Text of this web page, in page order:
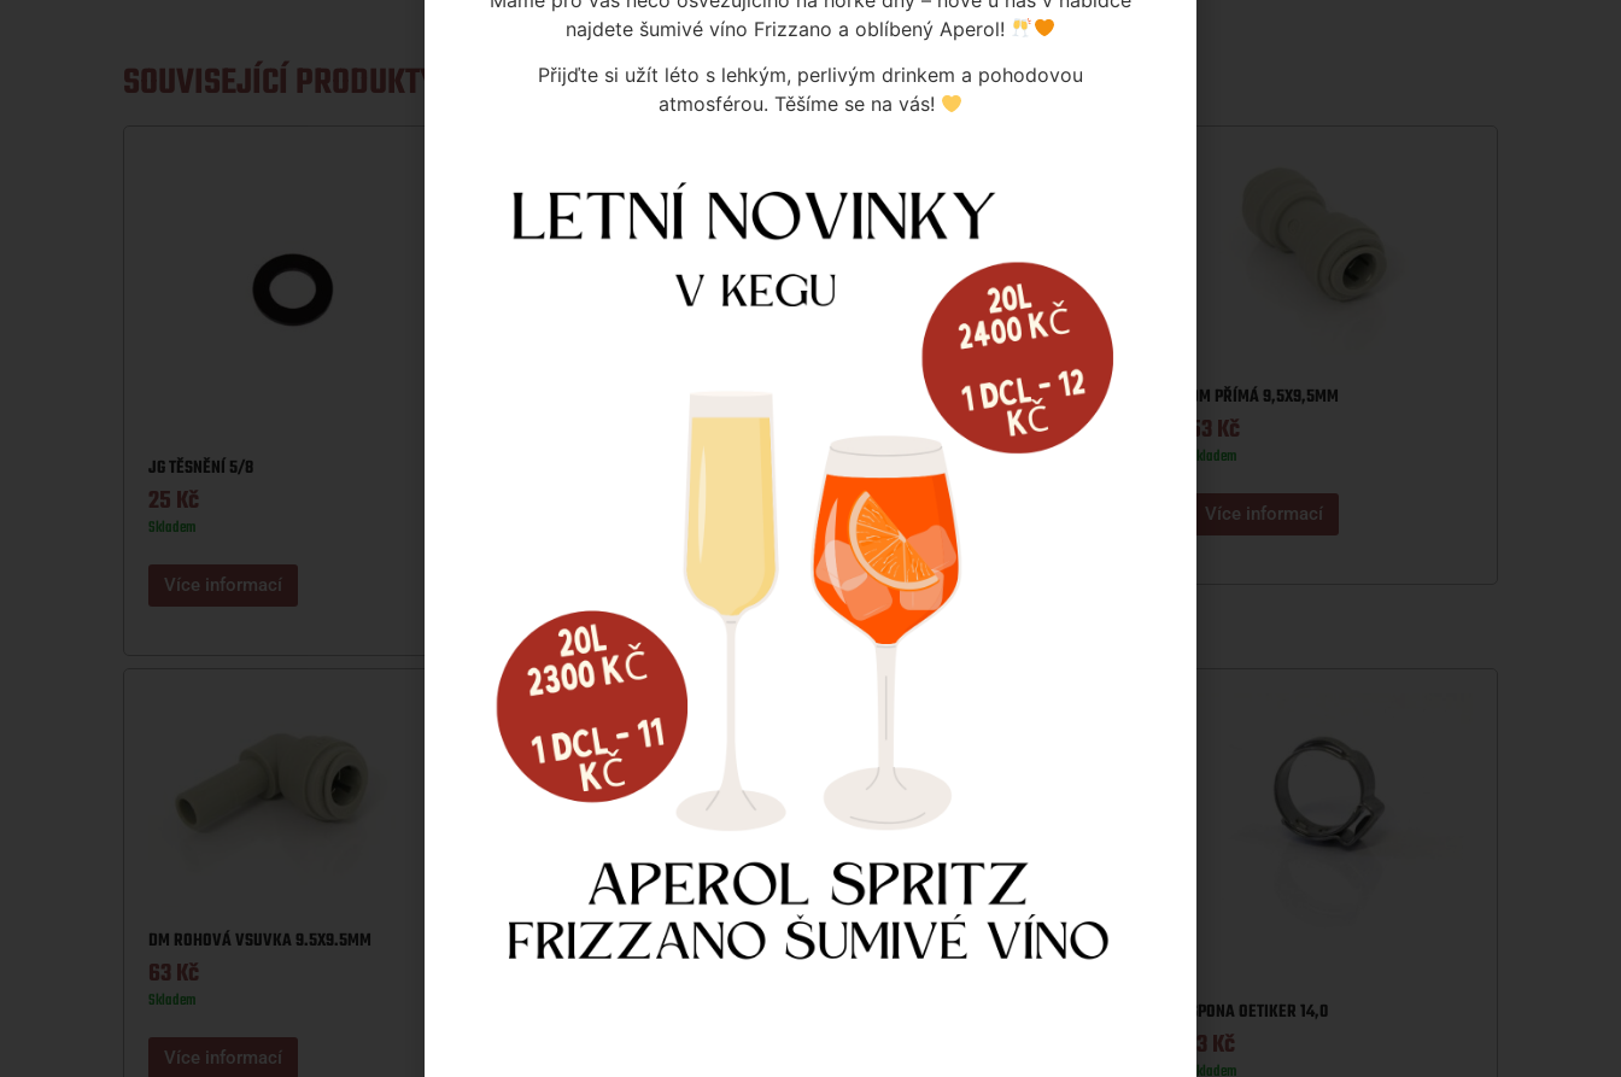
SOUVISEJÍCÍ PRODUKTY
JG TĚSNĚNÍ 5/8
25Kč
Skladem
Více informací
DM F3/4X9,5MM
153Kč
Skladem
Více informací
DM PŘÍMÁ 9,5X9,5MM
53Kč
Skladem
Více informací
DM ROHOVÁ VSUVKA 9.5X9.5MM
63Kč
Skladem
Více informací
SPONA OETIKER 14,0
13Kč
Skladem
najdete šumivé víno Frizzano a oblíbený Aperol!
Přijďte si užít léto s lehkým, perlivým drinkem a pohodovou
atmosférou. Těšíme se na vás!